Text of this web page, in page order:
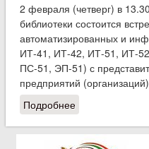
2 февраля (четверг) в
библиотеки состоится
автоматизированных и
ИТ-41, ИТ-42, ИТ-51, ИТ-
ПС-51, ЭП-51) с
предприятий
Подробнеео 2 февраля
факультета с